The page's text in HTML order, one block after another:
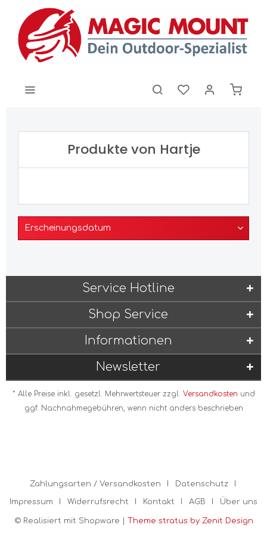
Produkte von Hartje
Service Hotline
Shop Service
Informationen
Newsletter
* Alle Preise inkl. gesetzl. Mehrwertsteuer zzgl. Versandkosten und
ggf. Nachnahmegebühren, wenn nicht anders beschrieben
Zahlungsarten / Versandkosten Datenschutz
Impressum Widerrufsrecht Kontakt AGB Über uns
© Realisiert mit Shopware | Theme stratus by Zenit Design